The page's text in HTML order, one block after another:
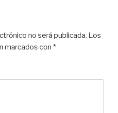
no será publicada. Los
marcados con *